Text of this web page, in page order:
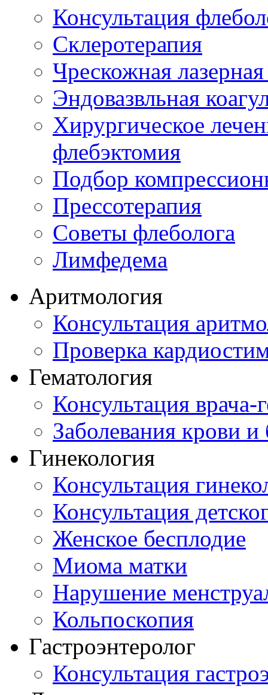
Консультация
Склеротерапия
Чрескожная
Эндовазвльная
Хирургическое
флебэктомия
Подбор
Прессотерапия
Советы флеболога
Лимфедема
Аритмология
Консультация
Проверка
Гематология
Консультация врача-
Заболевания крови и
Гинекология
Консультация
Консультация
Женское бесплодие
Миома матки
Нарушение
Кольпоскопия
Гастроэнтеролог
Консультация